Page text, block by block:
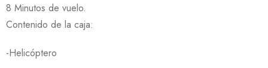
8 Minutos de vuelo.
Contenido de la caja:
-Helicóptero